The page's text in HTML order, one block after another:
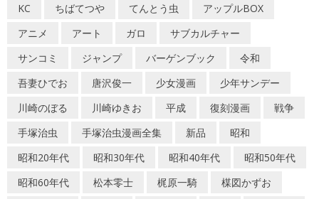
KC ちばてつや てんとう虫
アップルBOX
アニメ
アート ガロ
サブカルチャー
サンコミ
ジャンプ バーゲンブック
令和
吾妻ひでお
唐沢俊一 少女漫画
少年サンデー
川崎のぼる
川崎ゆきお 平成 復刻漫画
戦争
手塚治虫
手塚治虫漫画全集 新品
昭和
昭和20年代
昭和30年代 昭和40年代
昭和50年代
昭和60年代
松本零士 梶原一騎
楳図かずお